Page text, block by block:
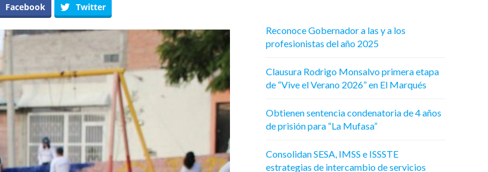
Facebook Twitter
Reconoce Gobernador a las y a los
profesionistas del año 2025
Clausura Rodrigo Monsalvo primera etapa
de “Vive el Verano 2026” en El Marqués
Obtienen sentencia condenatoria de 4 años
de prisión para “La Mufasa”
Consolidan SESA, IMSS e ISSSTE
estrategias de intercambio de servicios